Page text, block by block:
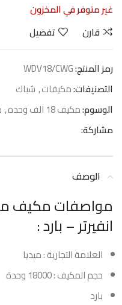
غير متوفر في المخزون
قارن
تفضيل
رمز المنتج:WDV18/CWG
التصنيفات:مكيفات, شباك
الوسوم:مكيف 18 الف وحده ,
مشاركة:
الوصف
انفيرتر – بارد :
العلامة التجارية : ميديا
حجم المكيف : 18000 وحدة
بارد